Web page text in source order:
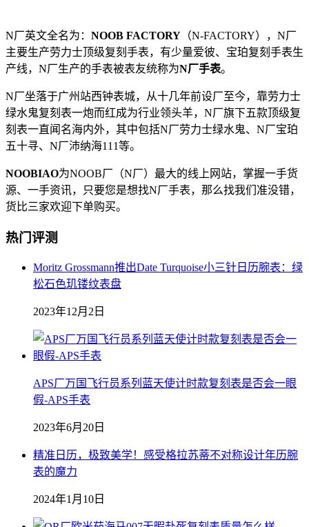
N厂英文全名为： NOOB FACTORY （N-FACTORY），N厂
主要生产劳力士顶级复刻手表，有少量爱彼、宝珀复刻手表生
产线，N厂生产的手表被表友统称为N厂手表。
N厂坐落于广州站西钟表城，从十几年前设厂至今，靠劳力士
绿水鬼复刻表一炮而红成为行业领头羊，N厂旗下五款顶级复
刻表一直闻名海内外，其中包括N厂劳力士绿水鬼、N厂宝珀
五十寻、N厂沛纳海111等。
NOOBIAO为NOOB厂（N厂）最大的线上网站，掌握一手货
源、一手资讯，只要您是想找N厂手表，那么找我们准没错，
货比三家欢迎下单购买。
热门评测
Moritz Grossmann推出Date Turquoise小三针日历腕表：绿
松石色玑镂纹表盘
2023年12月2日
APS厂万国飞行员系列蓝天使计时款复刻表是否会一眼
假-APS手表
2023年6月20日
精准日历，极致美学！感受格拉苏蒂不对称设计年历腕
表的魔力
2024年1月10日